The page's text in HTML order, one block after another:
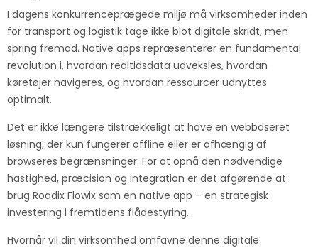
I dagens konkurrenceprægede miljø må virksomheder inden
for transport og logistik tage ikke blot digitale skridt, men
spring fremad. Native apps repræsenterer en fundamental
revolution i, hvordan realtidsdata udveksles, hvordan
køretøjer navigeres, og hvordan ressourcer udnyttes
optimalt.
Det er ikke længere tilstrækkeligt at have en webbaseret
løsning, der kun fungerer offline eller er afhængig af
browseres begrænsninger. For at opnå den nødvendige
hastighed, præcision og integration er det afgørende at
brug Roadix Flowix som en native app – en strategisk
investering i fremtidens flådestyring.
Hvornår vil din virksomhed omfavne denne digitale